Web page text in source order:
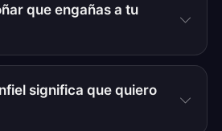
que engañas a tu
significa que quiero